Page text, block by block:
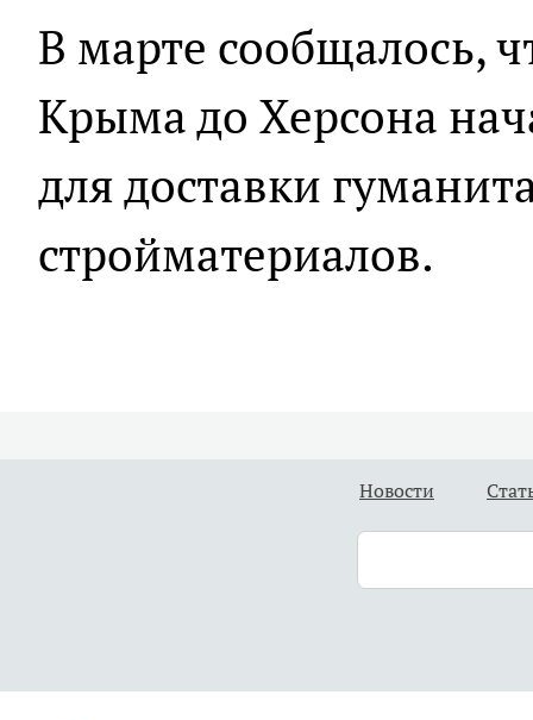
В марте сообщалось,
Крыма до Херсона
для доставки
стройматериалов.
Новости